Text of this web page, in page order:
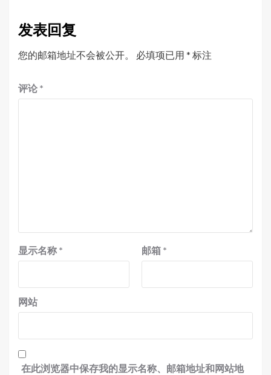
发表回复
您的邮箱地址不会被公开。 必填项已用 * 标注
评论 *
显示名称 * 邮箱 *
网站
在此浏览器中保存我的显示名称、邮箱地址和网站地